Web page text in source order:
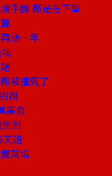
手機 都是在下單
漲一年
被撞死了
禍
美食
掰
班
萊塢